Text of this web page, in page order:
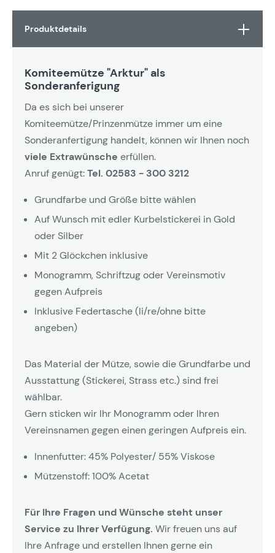
Produktdetails
Komiteemütze "Arktur" als
Sonderanferigung
Da es sich bei unserer
Komiteemütze/Prinzenmütze immer um eine
Sonderanfertigung handelt, können wir Ihnen noch
viele Extrawünsche erfüllen.
Anruf genügt:Tel. 02583 - 300 3212
Grundfarbe und Größe bitte wählen
Auf Wunsch mit edler Kurbelstickerei in Gold
oder Silber
Mit 2 Glöckchen inklusive
Monogramm, Schriftzug oder Vereinsmotiv
gegen Aufpreis
Inklusive Federtasche (li/re/ohne bitte
angeben)
Das Material der Mütze, sowie die Grundfarbe und
Ausstattung (Stickerei, Strass etc.) sind frei
wählbar.
Gern sticken wir Ihr Monogramm oder Ihren
Vereinsnamen gegen einen geringen Aufpreis ein.
Innenfutter: 45% Polyester/ 55% Viskose
Mützenstoff: 100% Acetat
Für Ihre Fragen und Wünsche steht unser
Service zu Ihrer Verfügung. Wir freuen uns auf
Ihre Anfrage und erstellen Ihnen gerne ein